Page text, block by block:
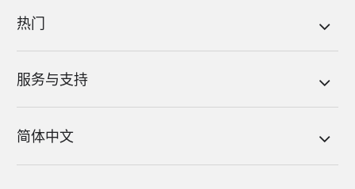
热门
服务与支持
简体中文